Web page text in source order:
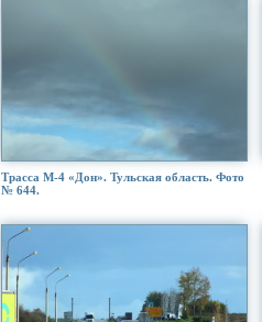
Трасса М-4 «Дон». Тульская область. Фото
№ 644.